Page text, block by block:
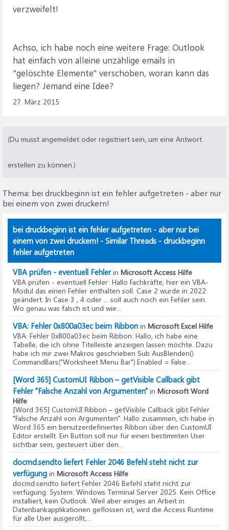
verzweifelt!
Achso, ich habe noch eine weitere Frage: Outlook
hat einfach von alleine unzählige emails in
"gelöschte Elemente" verschoben, woran kann das
liegen? Jemand eine Idee?
27. März 2015
(Du musst angemeldet oder registriert sein, um eine Antwort
erstellen zu können.)
Thema: bei druckbeginn ist ein fehler aufgetreten - aber nur
bei einem von zwei druckern!
bei druckbeginn ist ein fehler aufgetreten - aber nur bei
einem von zwei druckern! - Similar Threads - druckbeginn
fehler aufgetreten
VBA prüfen - eventuell Fehlerin Microsoft Access Hilfe
VBA prüfen - eventuell Fehler: Hallo Fachkräfte, hier ein VBA-
Modul das einen Fehler enthalten soll. Case 2 wurde in 2022
geändert. In Case 3 , 4 oder ... soll auch noch ein Fehler sein.
Wo genau was falsch ist und wie...
VBA: Fehler 0x800a03ec beim Ribbon in Microsoft Excel Hilfe
VBA: Fehler 0x800a03ec beim Ribbon: Hallo, ich habe eine
Tabelle, die ich ohne Titelleiste anzeigen lassen möchte. Dazu
habe ich mir zwei Makros geschrieben Sub AusBlenden()
CommandBars("Worksheet Menu Bar").Enabled = False...
[Word 365] CustomUI Ribbon – getVisible Callback gibt
Fehler "Falsche Anzahl von Argumenten" in Microsoft Word
Hilfe
[Word 365] CustomUI Ribbon – getVisible Callback gibt Fehler
"Falsche Anzahl von Argumenten": Hallo zusammen, ich habe in
Word 365 ein benutzerdefiniertes Ribbon über den CustomUI
Editor erstellt. Ein Button soll nur für einen bestimmten User
sichtbar sein, gesteuert über den...
docmd.sendto liefert Fehler 2046 Befehl steht nicht zur
verfügung in Microsoft Access Hilfe
docmd.sendto liefert Fehler 2046 Befehl steht nicht zur
verfügung: System: Windows Terminal Server 2025. Kein Office
installiert, kein Outlook. Weil aber einiges an Arbeit in
Datenbankapplikationen geflossen ist, wird die Access Runtime
für alle User ausgerollt,...